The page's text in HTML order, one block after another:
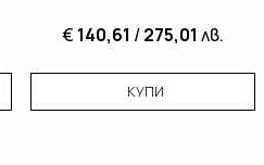
€ 140,61 /275,01 лв.
КУПИ